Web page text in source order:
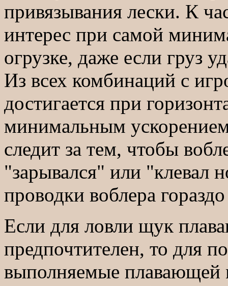
привязывания лески. К
интерес при самой
огрузке, даже если груз
Из всех комбинаций с
достигается при
минимальным
следит за тем, чтобы
"зарывался" или "клевал
проводки воблера
Если для ловли щук
предпочтителен, то для
выполняемые плавающей